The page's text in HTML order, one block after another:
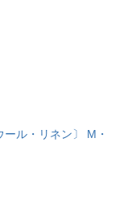
ル・リネン〕 M・